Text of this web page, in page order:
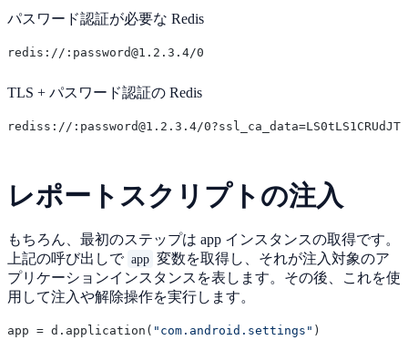
パスワード認証が必要な Redis
TLS + パスワード認証の Redis
レポートスクリプトの注入
もちろん、最初のステップは app インスタンスの取得です。
上記の呼び出しで app 変数を取得し、それが注入対象のア
プリケーションインスタンスを表します。その後、これを使
用して注入や解除操作を実行します。
app = d.application( "com.android.settings"